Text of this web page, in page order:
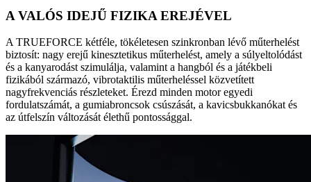
A VALÓS IDEJŰ FIZIKA EREJÉVEL
A TRUEFORCE kétféle, tökéletesen szinkronban lévő műterhelést
biztosít: nagy erejű kinesztetikus műterhelést, amely a súlyeltolódást
és a kanyarodást szimulálja, valamint a hangból és a játékbeli
fizikából származó, vibrotaktilis műterheléssel közvetített
nagyfrekvenciás részleteket. Érezd minden motor egyedi
fordulatszámát, a gumiabroncsok csúszását, a kavicsbukkanókat és
az útfelszín változását élethű pontossággal.